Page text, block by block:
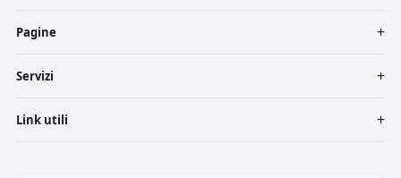
Pagine
Servizi
Link utili